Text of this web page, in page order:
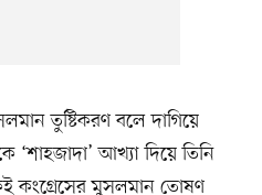
তুষ্টিকরণ বলে দাগিয়ে
‘শাহজাদা’ আখ্যা দিয়ে তিনি
কংগ্রেসের মুসলমান তোষণ